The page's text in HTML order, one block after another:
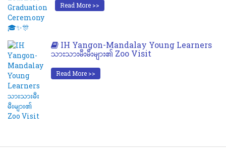
Read More >>
IH Yangon-Mandalay Young Learners
သားသားမီးမီးများ၏ Zoo Visit
Read More >>